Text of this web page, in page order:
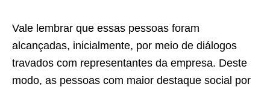
Vale lembrar que essas pessoas foram
alcançadas, inicialmente, por meio de diálogos
travados com representantes da empresa. Deste
modo, as pessoas com maior destaque social por